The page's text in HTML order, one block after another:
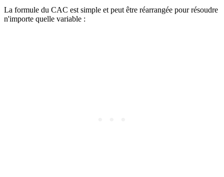
La formule du CAC est simple et peut être réarrangée pour résoudre
n'importe quelle variable :